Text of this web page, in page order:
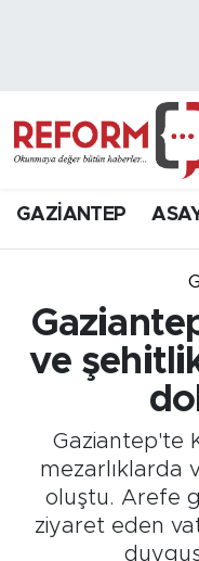
GAZİANTEP
ve
Gaziantep'te
mezarlıklarda
oluştu. Arefe
ziyaret eden
Hava Durumu
Süper Lig
Tüm Manşetler
Son Dakika
Haber Arşivi